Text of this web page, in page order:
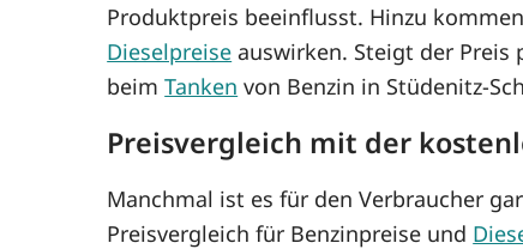
Produktpreis beeinflusst. Hinzu
Dieselpreise auswirken. Steigt der Preis
beimTanken von Benzin in Stüdenitz-
Preisvergleich mit der
Manchmal ist es für den Verbraucher
Preisvergleich für Benzinpreise und